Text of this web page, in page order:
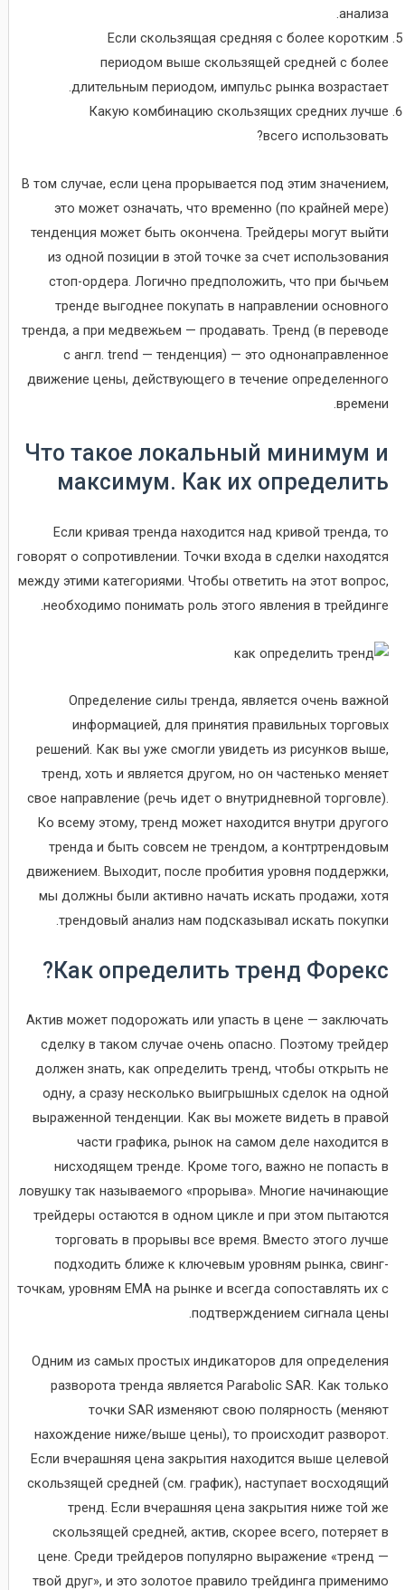
анализа.
Если скользящая средняя с более коротким
периодом выше скользящей средней с более
длительным периодом, импульс рынка возрастает.
Какую комбинацию скользящих средних лучше
всего использовать?
В том случае, если цена прорывается под этим значением,
это может означать, что временно (по крайней мере)
тенденция может быть окончена. Трейдеры могут выйти
из одной позиции в этой точке за счет использования
стоп-ордера. Логично предположить, что при бычьем
тренде выгоднее покупать в направлении основного
тренда, а при медвежьем — продавать. Тренд (в переводе
с англ. trend — тенденция) — это однонаправленное
движение цены, действующего в течение определенного
времени.
Что такое локальный минимум и
максимум. Как их определить
Если кривая тренда находится над кривой тренда, то
говорят о сопротивлении. Точки входа в сделки находятся
между этими категориями. Чтобы ответить на этот вопрос,
необходимо понимать роль этого явления в трейдинге.
Определение силы тренда, является очень важной
информацией, для принятия правильных торговых
решений. Как вы уже смогли увидеть из рисунков выше,
тренд, хоть и является другом, но он частенько меняет
свое направление (речь идет о внутридневной торговле).
Ко всему этому, тренд может находится внутри другого
тренда и быть совсем не трендом, а контртрендовым
движением. Выходит, после пробития уровня поддержки,
мы должны были активно начать искать продажи, хотя
трендовый анализ нам подсказывал искать покупки.
Как определить тренд Форекс?
Актив может подорожать или упасть в цене — заключать
сделку в таком случае очень опасно. Поэтому трейдер
должен знать, как определить тренд, чтобы открыть не
одну, а сразу несколько выигрышных сделок на одной
выраженной тенденции. Как вы можете видеть в правой
части графика, рынок на самом деле находится в
нисходящем тренде. Кроме того, важно не попасть в
ловушку так называемого «прорыва». Многие начинающие
трейдеры остаются в одном цикле и при этом пытаются
торговать в прорывы все время. Вместо этого лучше
подходить ближе к ключевым уровням рынка, свинг-
точкам, уровням EMA на рынке и всегда сопоставлять их с
подтверждением сигнала цены.
Одним из самых простых индикаторов для определения
разворота тренда является Parabolic SAR. Как только
точки SAR изменяют свою полярность (меняют
нахождение ниже/выше цены), то происходит разворот.
Если вчерашняя цена закрытия находится выше целевой
скользящей средней (см. график), наступает восходящий
тренд. Если вчерашняя цена закрытия ниже той же
скользящей средней, актив, скорее всего, потеряет в
цене. Среди трейдеров популярно выражение «тренд —
твой друг», и это золотое правило трейдинга применимо